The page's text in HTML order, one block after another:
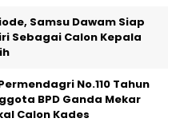
Samsu Dawam Siap
Sebagai Calon Kepala
No.110 Tahun
BPD Ganda Mekar
Calon Kades